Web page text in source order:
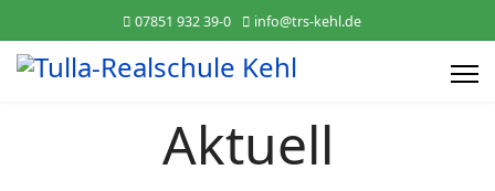
07851 932 39-0 info@trs-kehl.de
Aktuell